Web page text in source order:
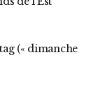
(« dimanche